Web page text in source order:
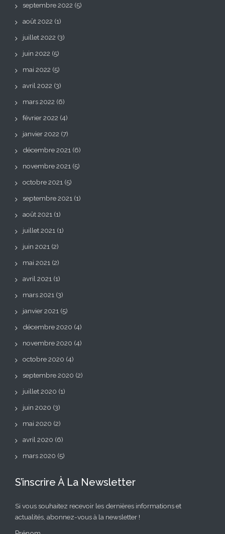
septembre 2022 (5)
août 2022 (1)
juillet 2022 (3)
juin 2022 (5)
mai 2022 (5)
avril 2022 (3)
mars 2022 (6)
février 2022 (4)
janvier 2022 (7)
décembre 2021 (6)
novembre 2021 (5)
octobre 2021 (5)
septembre 2021 (1)
août 2021 (1)
juillet 2021 (1)
juin 2021 (2)
mai 2021 (2)
avril 2021 (1)
mars 2021 (3)
janvier 2021 (5)
décembre 2020 (4)
novembre 2020 (4)
octobre 2020 (4)
septembre 2020 (2)
juillet 2020 (1)
juin 2020 (3)
mai 2020 (2)
avril 2020 (6)
mars 2020 (5)
S’inscrire À La Newsletter
Si vous souhaitez recevoir les dernières informations et
actualités, abonnez-vous à la newsletter !